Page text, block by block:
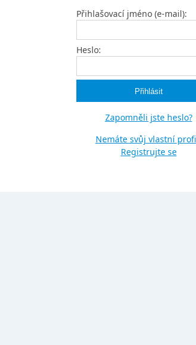
Přihlašovací jméno (e-mail):
Heslo:
Zapomněli jste heslo?
Nemáte svůj vlastní
Registrujte se